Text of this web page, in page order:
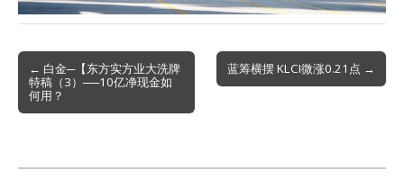
Post
navigation
← 白金─【东方实方业大洗牌
特稿（3）──10亿净现金如
何用？
蓝筹横摆 KLCI微涨0.21点 →